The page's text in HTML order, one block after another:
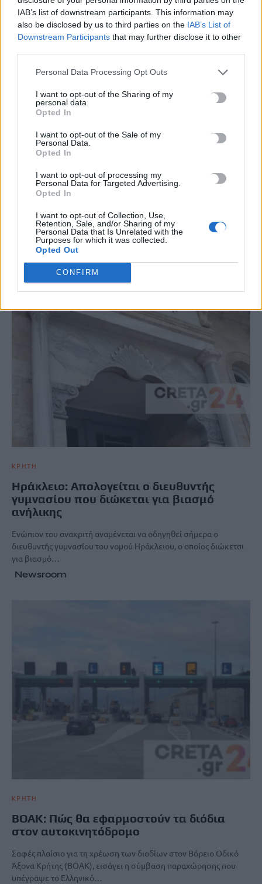
IAB’s list of downstream participants. This information may
also be disclosed by us to third parties on the IAB’s List of
Downstream Participants that may further disclose it to other
Personal Data Processing Opt Outs
I want to opt-out of the Sharing of my
personal data.
Opted In
I want to opt-out of the Sale of my
Personal Data.
Opted In
I want to opt-out of processing my
Personal Data for Targeted Advertising.
Opted In
I want to opt-out of Collection, Use,
Retention, Sale, and/or Sharing of my
Personal Data that Is Unrelated with the
Purposes for which it was collected.
Opted Out
CONFIRM
«Ergani app»: Νέα εφαρμογή για εργοδότες – Πώς θα κάνετε
πρόσληψη μέσω κινητού
Χανιά: Δίκτυο περισσότερων από 60 κρηνών προσφέρει
δωρεάν πόσιμο νερό σε δημόσιους χώρους
8 Αυγούστου, 2026
TRENDING
ΚΑΥΣΩΝΑΣ # ΚΡΑΣΙ ΛΕΥΚΑΝΣΗ ΔΟΝΤΙΩΝ
ΣΧΕΤΙΚΆ ΆΡΘΡΑ
ΚΡΗΤΗ
Ηράκλειο: Απολογείται ο διευθυντής
γυμνασίου που διώκεται για βιασμό
ανήλικης
Ενώπιον του ανακριτή αναμένεται να οδηγηθεί σήμερα ο
διευθυντής γυμνασίου του νομού Ηράκλειου, ο οποίος διώκεται
για βιασμό…
Newsroom
ΚΡΗΤΗ
ΒΟΑΚ: Πώς θα εφαρμοστούν τα διόδια
στον αυτοκινητόδρομο
Σαφές πλαίσιο για τη χρέωση των διοδίων στον Βόρειο Οδικό
Άξονα Κρήτης (ΒΟΑΚ), εισάγει η σύμβαση παραχώρησης που
υπέγραψε το Ελληνικό…